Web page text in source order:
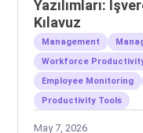
Yazılımları:
Kılavuz
Management
Workforce
Employee Monitoring
Productivity Tools
May 7, 2026